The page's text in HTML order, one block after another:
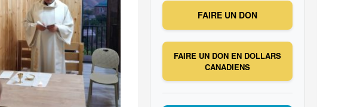
FAIRE UN DON
FAIRE UN DON EN DOLLARS
CANADIENS